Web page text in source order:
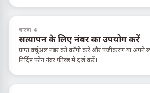
चरण 4
सत्यापन के लिए नंबर का उपयोग करें
प्राप्त वर्चुअल नंबर को कॉपी करें और पंजीकरण या
निर्दिष्ट फ़ोन नंबर फ़ील्ड में दर्ज करें।